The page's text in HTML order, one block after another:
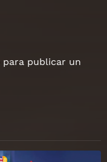
para publicar un